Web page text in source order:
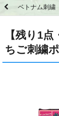
ベトナム刺繍
【残り1
ちご刺繍